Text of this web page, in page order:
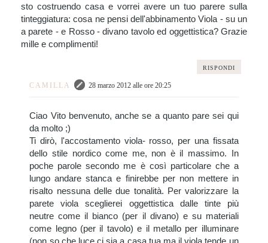
sto costruendo casa e vorrei avere un tuo parere sulla
tinteggiatura: cosa ne pensi dell'abbinamento Viola - su un
a parete - e Rosso - divano tavolo ed oggettistica? Grazie
mille e complimenti!
RISPONDI
CAMILLA 28 marzo 2012 alle ore 20:25
Ciao Vito benvenuto, anche se a quanto pare sei qui
da molto ;)
Ti dirò, l'accostamento viola- rosso, per una fissata
dello stile nordico come me, non è il massimo. In
poche parole secondo me è così particolare che a
lungo andare stanca e finirebbe per non mettere in
risalto nessuna delle due tonalità. Per valorizzare la
parete viola sceglierei oggettistica dalle tinte più
neutre come il bianco (per il divano) e su materiali
come legno (per il tavolo) e il metallo per illuminare
(non so che luce ci sia a casa tua ma il viola tende un